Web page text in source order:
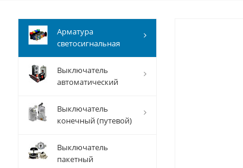
Арматура
светосигнальная
Выключатель
автоматический
Выключатель
конечный (путевой)
Выключатель
пакетный